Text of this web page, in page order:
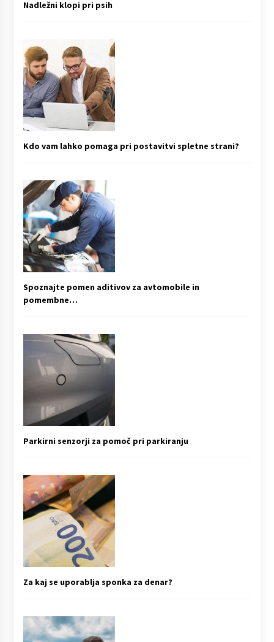
Nadležni klopi pri psih
Kdo vam lahko pomaga pri postavitvi spletne strani?
Spoznajte pomen aditivov za avtomobile in
pomembne…
Parkirni senzorji za pomoč pri parkiranju
Za kaj se uporablja sponka za denar?